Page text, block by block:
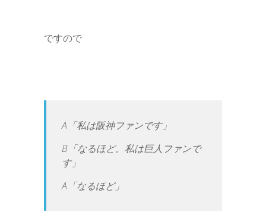
ですので
A「私は阪神ファンです」
B「なるほど。私は巨人ファンで
す」
A「なるほど」